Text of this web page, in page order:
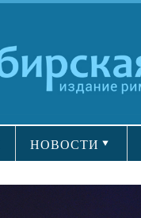
НОВОСТИ